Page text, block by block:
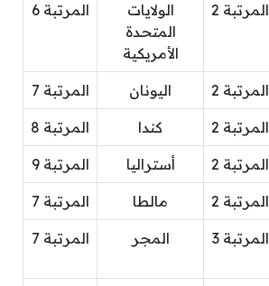
المرتبة 2
الولايات
المتحدة
الأمريكية
المرتبة 6
المرتبة 2 اليونان المرتبة 7
المرتبة 2 كندا المرتبة 8
المرتبة 2 أستراليا المرتبة 9
المرتبة 2 مالطا المرتبة 7
المرتبة 3 المجر المرتبة 7